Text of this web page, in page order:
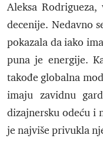
Aleksa
decenije. Nedavno
pokazala da iako
puna je energije.
takođe globalna
imaju zavidnu
dizajnersku odeću i
je najviše privukla